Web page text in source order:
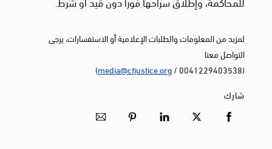
لمزيد من المعلومات والطلبات الإعلامية أو الاستفسارات، يرجى
التواصل معنا
(0041229403538 /
media@cfjustice.org
)
شارك